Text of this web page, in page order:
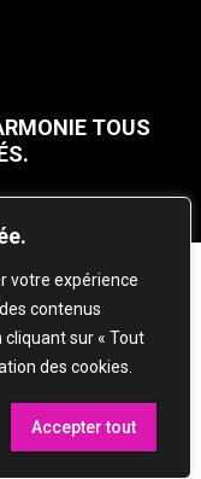
votre expérience
contenus
sur « Tout
des cookies.
Accepter tout
TOUS